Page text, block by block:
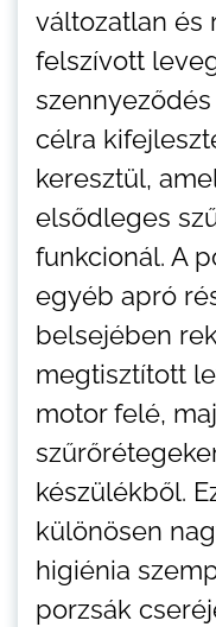
változatlan és
felszívott
célra
keresztül,
elsődleges
funkcionál. A
egyéb apró
belsejében
megtisztított
motor felé,
készülékből.
különösen
higiénia
porzsák